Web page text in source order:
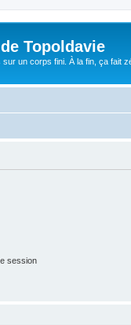
Topoldavie
un corps fini. À la fin, ça fait
session